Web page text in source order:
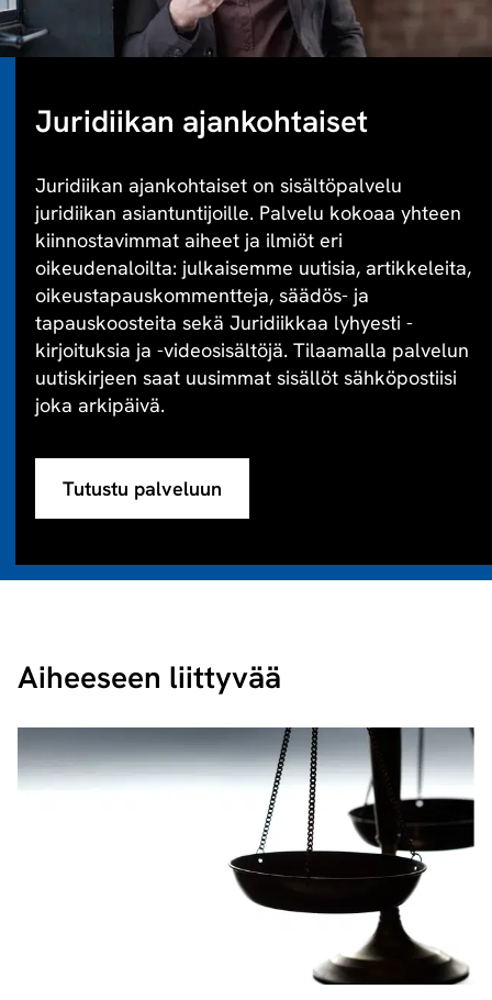
Juridiikan ajankohtaiset
Juridiikan ajankohtaiset on sisältöpalvelu
juridiikan asiantuntijoille. Palvelu kokoaa yhteen
kiinnostavimmat aiheet ja ilmiöt eri
oikeudenaloilta: julkaisemme uutisia, artikkeleita,
oikeustapauskommentteja, säädös- ja
tapauskoosteita sekä Juridiikkaa lyhyesti -
kirjoituksia ja -videosisältöjä. Tilaamalla palvelun
uutiskirjeen saat uusimmat sisällöt sähköpostiisi
joka arkipäivä.
Tutustu palveluun
Aiheeseen liittyvää